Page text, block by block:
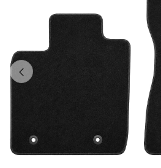
productinformatie
media
openen